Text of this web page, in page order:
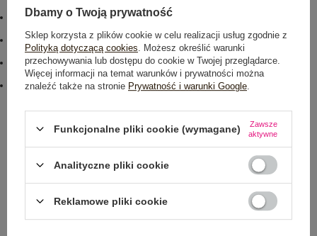
brak
#cechy dodatkowe:
falbana
Kolory:
beżowy
#skład materiału :
90% bawełna,10% elastan
emblemat_FP:
COMFORT#546070#FFFFFF
Rozmiar: One size
Dostępny
Dbamy o Twoją prywatność
Sklep korzysta z plików cookie w celu realizacji usług zgodnie z
Polityką dotyczącą cookies . Możesz określić warunki
przechowywania lub dostępu do cookie w Twojej przeglądarce.
Więcej informacji na temat warunków i prywatności można
znaleźć także na stronie Prywatność i warunki Google
Funkcjonalne pliki cookie (wymagane)
Zawsze
aktywne
Analityczne pliki cookie
Reklamowe pliki cookie